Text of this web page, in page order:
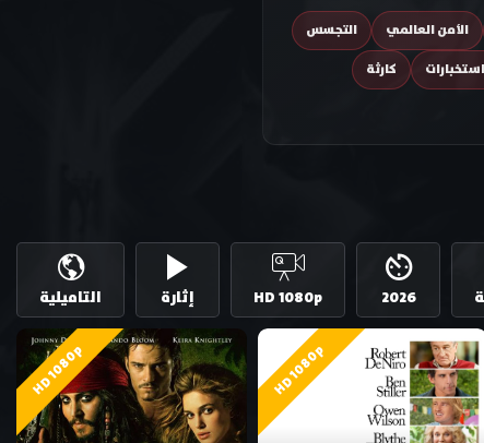
الأمن العالمي
التجسس
كارثة
2026
HD 1080p إثارة التاميلية
HD 1080p
HD 1080p